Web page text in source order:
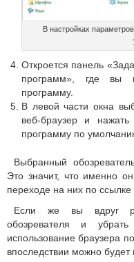
В настройках
Откроется панель
программ», где вы
программу.
В левой части окна
веб-браузер и
программу по
Выбранный
Это значит, что именно
переходе на них по ссылке
Если же вы вдруг
обозревателя и
использование браузера
впоследствии можно